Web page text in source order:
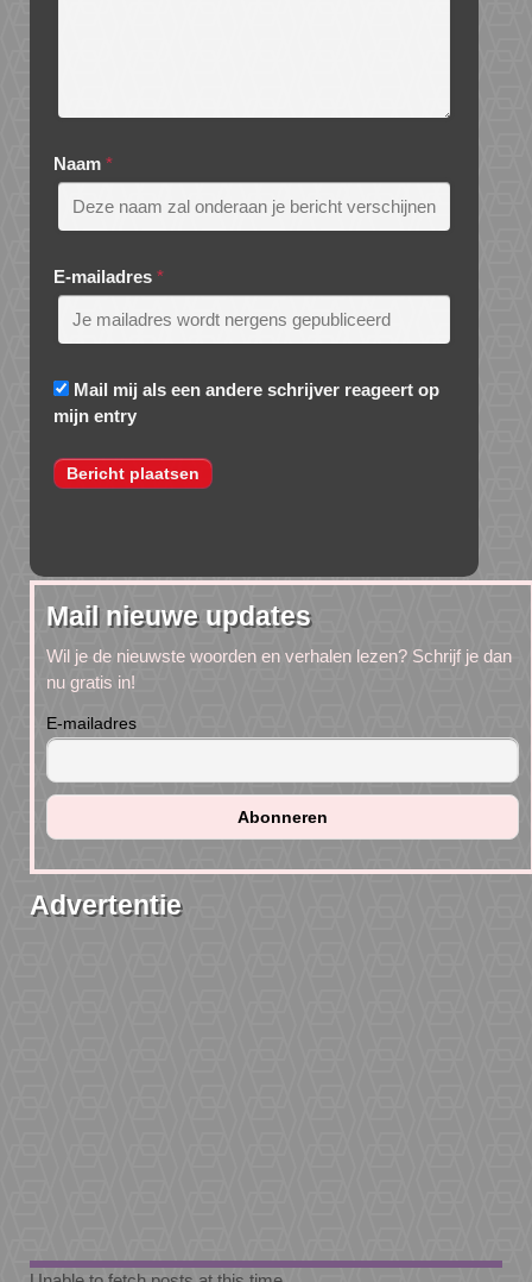
Naam *
E-mailadres *
Mail mij als een andere schrijver reageert op
mijn entry
Mail nieuwe updates
Wil je de nieuwste woorden en verhalen lezen? Schrijf je dan
nu gratis in!
E-mailadres
Advertentie